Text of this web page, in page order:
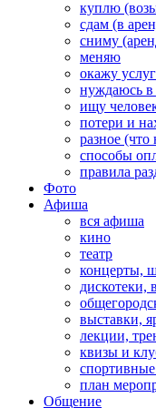
куплю
сдам (в
сниму
меняю
окажу
нуждаюсь в
ищу
потери и
разное (что
способы
правила
Фото
Афиша
вся афиша
кино
театр
концерты,
дискотеки,
выставки,
лекции,
квизы и
план
Общение